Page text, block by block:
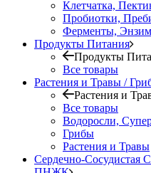
Клетчатка,
Пробиотки,
Ферменты,
Продукты Питания
Продукты
Все товары
Растения и Травы /
Растения и
Все товары
Водоросли,
Грибы
Растения и Травы
Сердечно-Сосудистая